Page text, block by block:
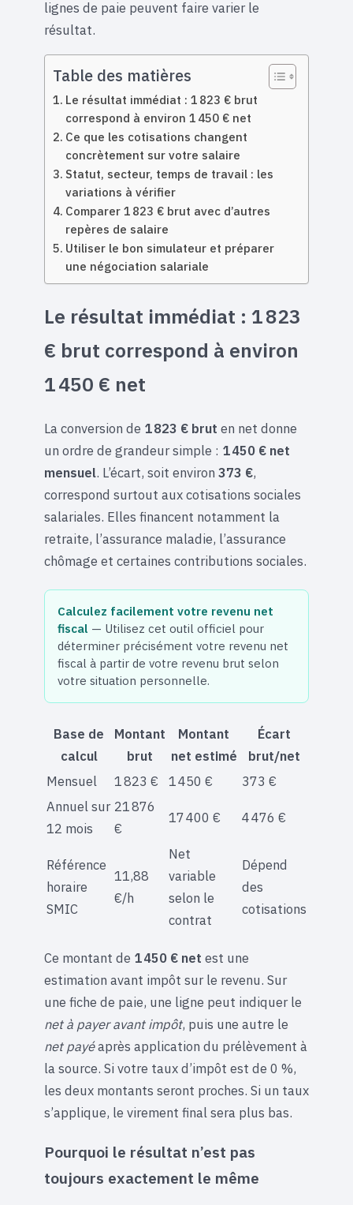
lignes de paie peuvent faire varier le
résultat.
Table des matières
Le résultat immédiat : 1 823 € brut
correspond à environ 1 450 € net
Ce que les cotisations changent
concrètement sur votre salaire
Statut, secteur, temps de travail : les
variations à vérifier
Comparer 1 823 € brut avec d’autres
repères de salaire
Utiliser le bon simulateur et préparer
une négociation salariale
Le résultat immédiat : 1 823
€ brut correspond à environ
1 450 € net
La conversion de 1 823 € brut en net donne
un ordre de grandeur simple : 1 450 € net
mensuel. L’écart, soit environ 373 €,
correspond surtout aux cotisations sociales
salariales. Elles financent notamment la
retraite, l’assurance maladie, l’assurance
chômage et certaines contributions sociales.
Calculez facilement votre revenu net
fiscal — Utilisez cet outil officiel pour
déterminer précisément votre revenu net
fiscal à partir de votre revenu brut selon
votre situation personnelle.
Base de
calcul
Montant
brut
Montant
net estimé
Écart
brut/net
Mensuel
1 823 € 1 450 €
373 €
Annuel sur
12 mois
21 876
€
17 400 € 4 476 €
Référence
horaire
SMIC
11,88
€/h
Net
variable
selon le
contrat
Dépend
des
cotisations
Ce montant de 1 450 € net est une
estimation avant impôt sur le revenu. Sur
une fiche de paie, une ligne peut indiquer le
net à payer avant impôt, puis une autre le
net payéaprès application du prélèvement à
la source. Si votre taux d’impôt est de 0 %,
les deux montants seront proches. Si un taux
s’applique, le virement final sera plus bas.
Pourquoi le résultat n’est pas
toujours exactement le même